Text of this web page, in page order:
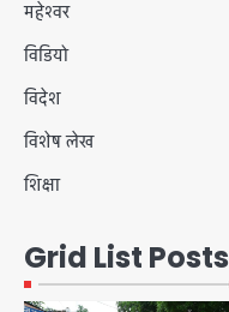
महेश्वर
विडियो
विदेश
विशेष लेख
शिक्षा
Grid List Posts